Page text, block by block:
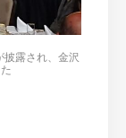
披露され、金沢